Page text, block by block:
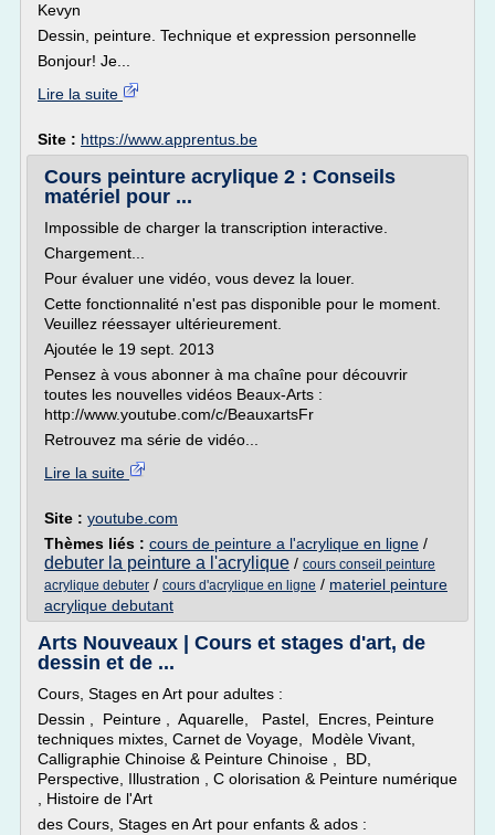
Kevyn
Dessin, peinture. Technique et expression personnelle
Bonjour! Je...
Lire la suite
Site : https://www.apprentus.be
Cours peinture acrylique 2 : Conseils
matériel pour ...
Impossible de charger la transcription interactive.
Chargement...
Pour évaluer une vidéo, vous devez la louer.
Cette fonctionnalité n'est pas disponible pour le moment.
Veuillez réessayer ultérieurement.
Ajoutée le 19 sept. 2013
Pensez à vous abonner à ma chaîne pour découvrir
toutes les nouvelles vidéos Beaux-Arts :
http://www.youtube.com/c/BeauxartsFr
Retrouvez ma série de vidéo...
Lire la suite
Site : youtube.com
Thèmes liés : cours de peinture a l'acrylique en ligne /
debuter la peinture a l'acrylique / cours conseil peinture
acrylique debuter / cours d'acrylique en ligne / materiel peinture
acrylique debutant
Arts Nouveaux | Cours et stages d'art, de
dessin et de ...
Cours, Stages en Art pour adultes :
Dessin , Peinture , Aquarelle, Pastel, Encres, Peinture
techniques mixtes, Carnet de Voyage, Modèle Vivant,
Calligraphie Chinoise & Peinture Chinoise , BD,
Perspective, Illustration , C olorisation & Peinture numérique
, Histoire de l'Art
des Cours, Stages en Art pour enfants & ados :